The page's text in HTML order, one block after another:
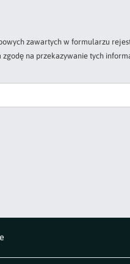
zawartych w formularzu
na przekazywanie tych